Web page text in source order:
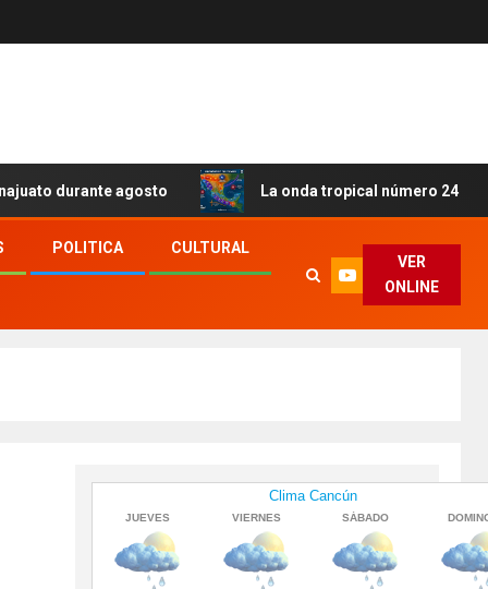
agosto La onda tropical número 24 se desplazará
POLITICA CULTURAL
VER
ONLINE